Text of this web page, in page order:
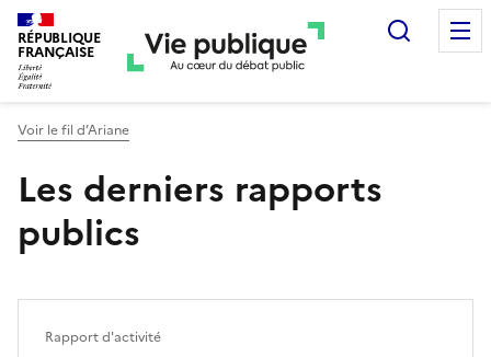
RÉPUBLIQUE
FRANÇAISE
Voir le fil d’Ariane
Les derniers rapports
publics
Rapport d'activité